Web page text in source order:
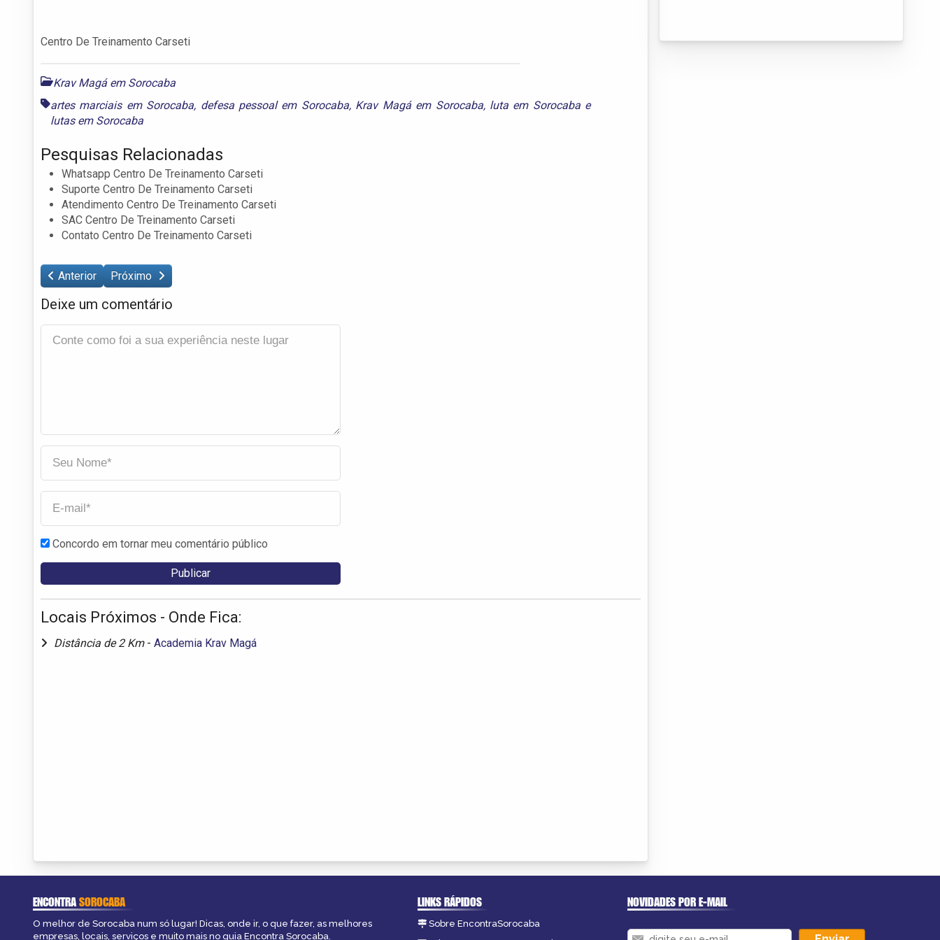
Centro De Treinamento Carseti
Krav Magá em Sorocaba
artes marciais em Sorocaba, defesa pessoal em Sorocaba, Krav Magá em Sorocaba, luta em Sorocabae
lutas em Sorocaba
Pesquisas Relacionadas
Whatsapp Centro De Treinamento Carseti
Suporte Centro De Treinamento Carseti
Atendimento Centro De Treinamento Carseti
SAC Centro De Treinamento Carseti
Contato Centro De Treinamento Carseti
Anterior Próximo
Deixe um comentário
Concordo em tornar meu comentário público
Locais Próximos - Onde Fica:
Distância de 2 Km - Academia Krav Magá
ENCONTRASOROCABA
O melhor de Sorocaba num só lugar! Dicas, onde ir, o que fazer, as melhores
empresas, locais, serviços e muito mais no guia Encontra Sorocaba.
LINKS RÁPIDOS
Sobre EncontraSorocaba
NOVIDADES POR E-MAIL